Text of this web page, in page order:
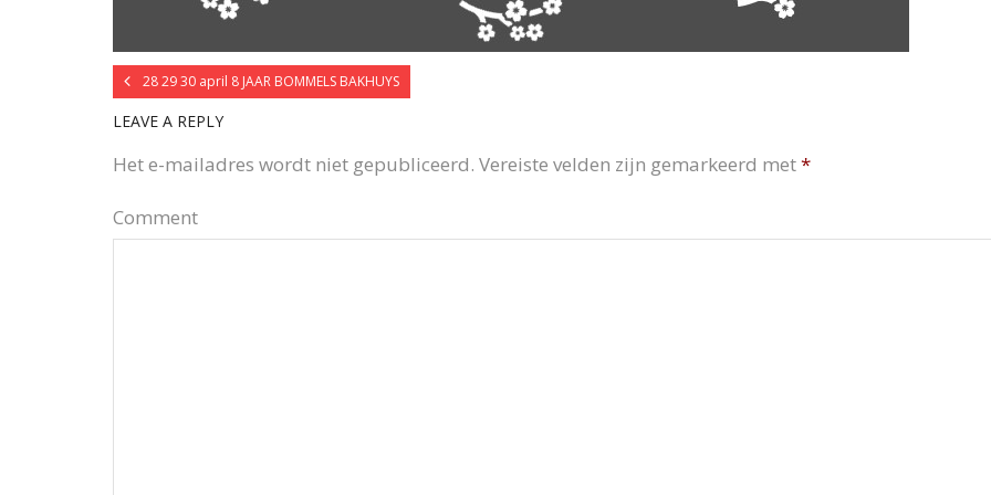
28 29 30 april 8 JAAR BOMMELS BAKHUYS
LEAVE A REPLY
Het e-mailadres wordt niet gepubliceerd. Vereiste velden zijn gemarkeerd met*
Comment